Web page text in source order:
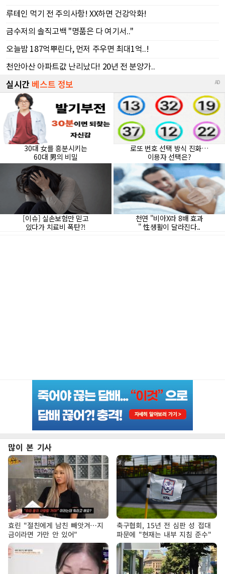
많이 본 기사
효린 "절친에게 남친 빼앗겨…지
금이라면 가만 안 있어"
축구협회, 15년 전 심판 성 접대
파문에 "현재는 내부 지침 준수"